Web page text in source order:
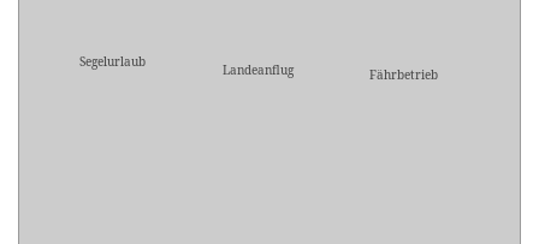
Segelurlaub Landeanflug Fährbetrieb